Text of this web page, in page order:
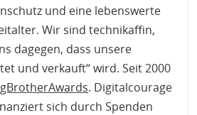
und eine lebenswerte
Wir sind technikaffin,
dagegen, dass unsere
und verkauft“ wird. Seit 2000
. Digitalcourage
sich durch Spenden